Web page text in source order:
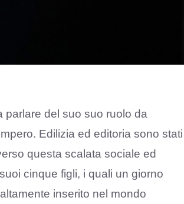
parlare del suo suo ruolo da
Edilizia ed editoria sono stati
questa scalata sociale ed
cinque figli, i quali un giorno
inserito nel mondo